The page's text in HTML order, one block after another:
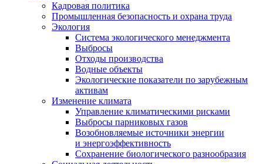
Кадровая политика
Промышленная безопасность и охрана труда
Экология
Система экологического менеджмента
Выбросы
Отходы производства
Водные объекты
Экологические показатели по зарубежным
активам
Изменение климата
Управление климатическими рисками
Выбросы парниковых газов
Возобновляемые источники энергии
и энергоэффективность
Сохранение биологического разнообразия